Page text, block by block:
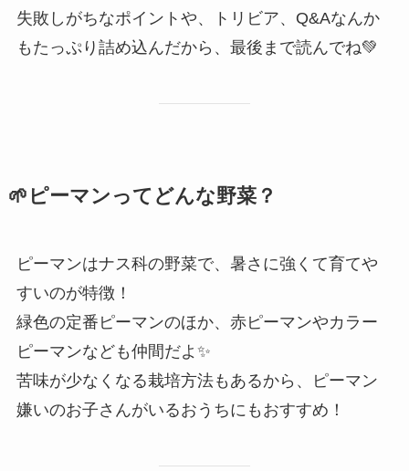
失敗しがちなポイントや、トリビア、Q&Aなんか
もたっぷり詰め込んだから、最後まで読んでね💚
🌱ピーマンってどんな野菜？
ピーマンはナス科の野菜で、暑さに強くて育てや
すいのが特徴！
緑色の定番ピーマンのほか、赤ピーマンやカラー
ピーマンなども仲間だよ✨
苦味が少なくなる栽培方法もあるから、ピーマン
嫌いのお子さんがいるおうちにもおすすめ！